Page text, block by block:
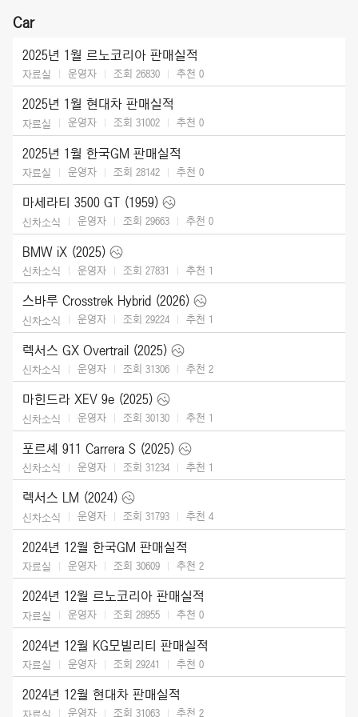
Car
2025년 1월 르노코리아 판매실적
자료실 운영자 조회 26830 추천 0
2025년 1월 현대차 판매실적
자료실 운영자 조회 31002 추천 0
2025년 1월 한국GM 판매실적
자료실 운영자 조회 28142 추천 0
마세라티 3500 GT (1959)
신차소식 운영자 조회 29663 추천 0
BMW iX (2025)
신차소식 운영자 조회 27831 추천 1
스바루 Crosstrek Hybrid (2026)
신차소식 운영자 조회 29224 추천 1
렉서스 GX Overtrail (2025)
신차소식 운영자 조회 31306 추천 2
마힌드라 XEV 9e (2025)
신차소식 운영자 조회 30130 추천 1
포르셰 911 Carrera S (2025)
신차소식 운영자 조회 31234 추천 1
렉서스 LM (2024)
신차소식 운영자 조회 31793 추천 4
2024년 12월 한국GM 판매실적
자료실 운영자 조회 30609 추천 2
2024년 12월 르노코리아 판매실적
자료실 운영자 조회 28955 추천 0
2024년 12월 KG모빌리티 판매실적
자료실 운영자 조회 29241 추천 0
2024년 12월 현대차 판매실적
자료실 운영자 조회 31063 추천 2